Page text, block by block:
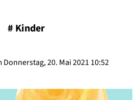
# Kinder
20. Mai 2021 10:52